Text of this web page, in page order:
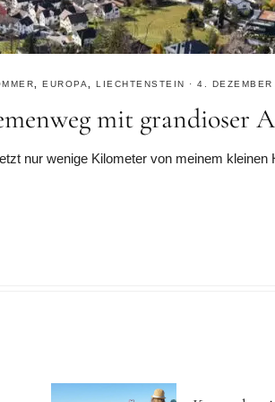
EUROPA LIECHTENSTEIN · 4.
mit grandioser
nur wenige Kilometer von meinem kleinen